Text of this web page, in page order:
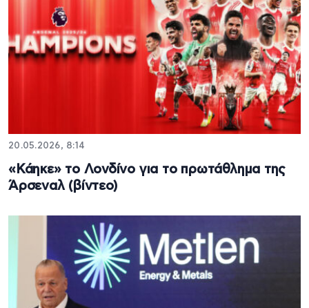
20.05.2026, 8:14
«Κάηκε» το Λονδίνο για το πρωτάθλημα της
Άρσεναλ (βίντεο)